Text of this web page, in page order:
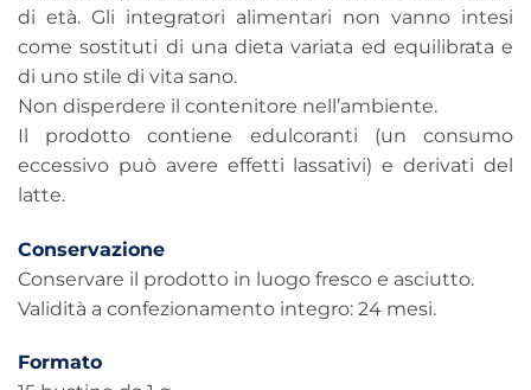
di età. Gli integratori alimentari non vanno intesi
come sostituti di una dieta variata ed equilibrata e
di uno stile di vita sano.
Non disperdere il contenitore nell’ambiente.
Il prodotto contiene edulcoranti (un consumo
eccessivo può avere effetti lassativi) e derivati del
latte.
Conservazione
Conservare il prodotto in luogo fresco e asciutto.
Validità a confezionamento integro: 24 mesi.
Formato